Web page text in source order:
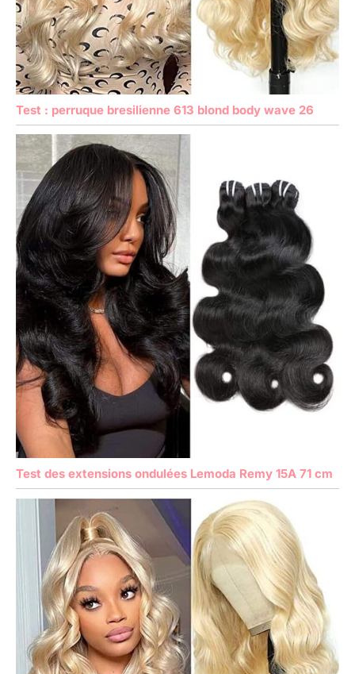
Test : perruque bresilienne 613 blond body wave 26
Test des extensions ondulées Lemoda Remy 15A 71 cm